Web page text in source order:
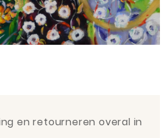
en retourneren overal in